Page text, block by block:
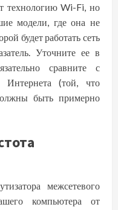
технологию Wi-Fi, но
модели, где она не
будет работать сеть
Уточните ее в
сравните с
Интернета (той, что
быть примерно
межсетевого
компьютера от